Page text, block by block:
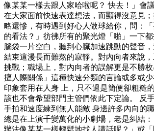
像某某一樣去跟人家哈啦呢？ 快去！」會
在大家面前快速表達想法，而顯得沒意見
略還慘，有時遇到好心人做球給你，問：
的看法？」彷彿所有的聚光燈「啪」一下
腦袋一片空白，聽到心臟加速跳動的聲音
結束這漫長而難熬的寂靜。對內向者來說
挑戰；職場上，對內向者的誤解更是不勝
擅人際關係」這種快速分類的言論或多或
印象套用在人身 上，只不過是簡便卻粗糙
該也不會希望部門主管們依此下定論。 反
手拍和速度練到無人能敵 身邊許多內向的
總是在上演千變萬化的小劇場，老是糾結